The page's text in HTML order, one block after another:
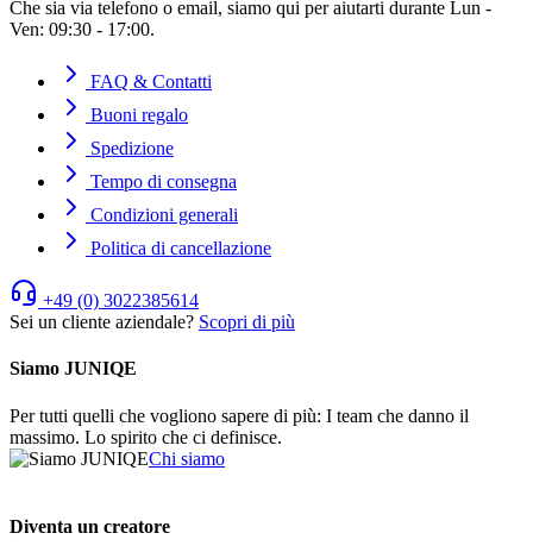
Che sia via telefono o email, siamo qui per aiutarti durante Lun -
Ven: 09:30 - 17:00.
FAQ & Contatti
Buoni regalo
Spedizione
Tempo di consegna
Condizioni generali
Politica di cancellazione
+49 (0) 3022385614
Sei un cliente aziendale? Scopri di più
Siamo JUNIQE
Per tutti quelli che vogliono sapere di più: I team che danno il
massimo. Lo spirito che ci definisce.
Chi siamo
Diventa un creatore